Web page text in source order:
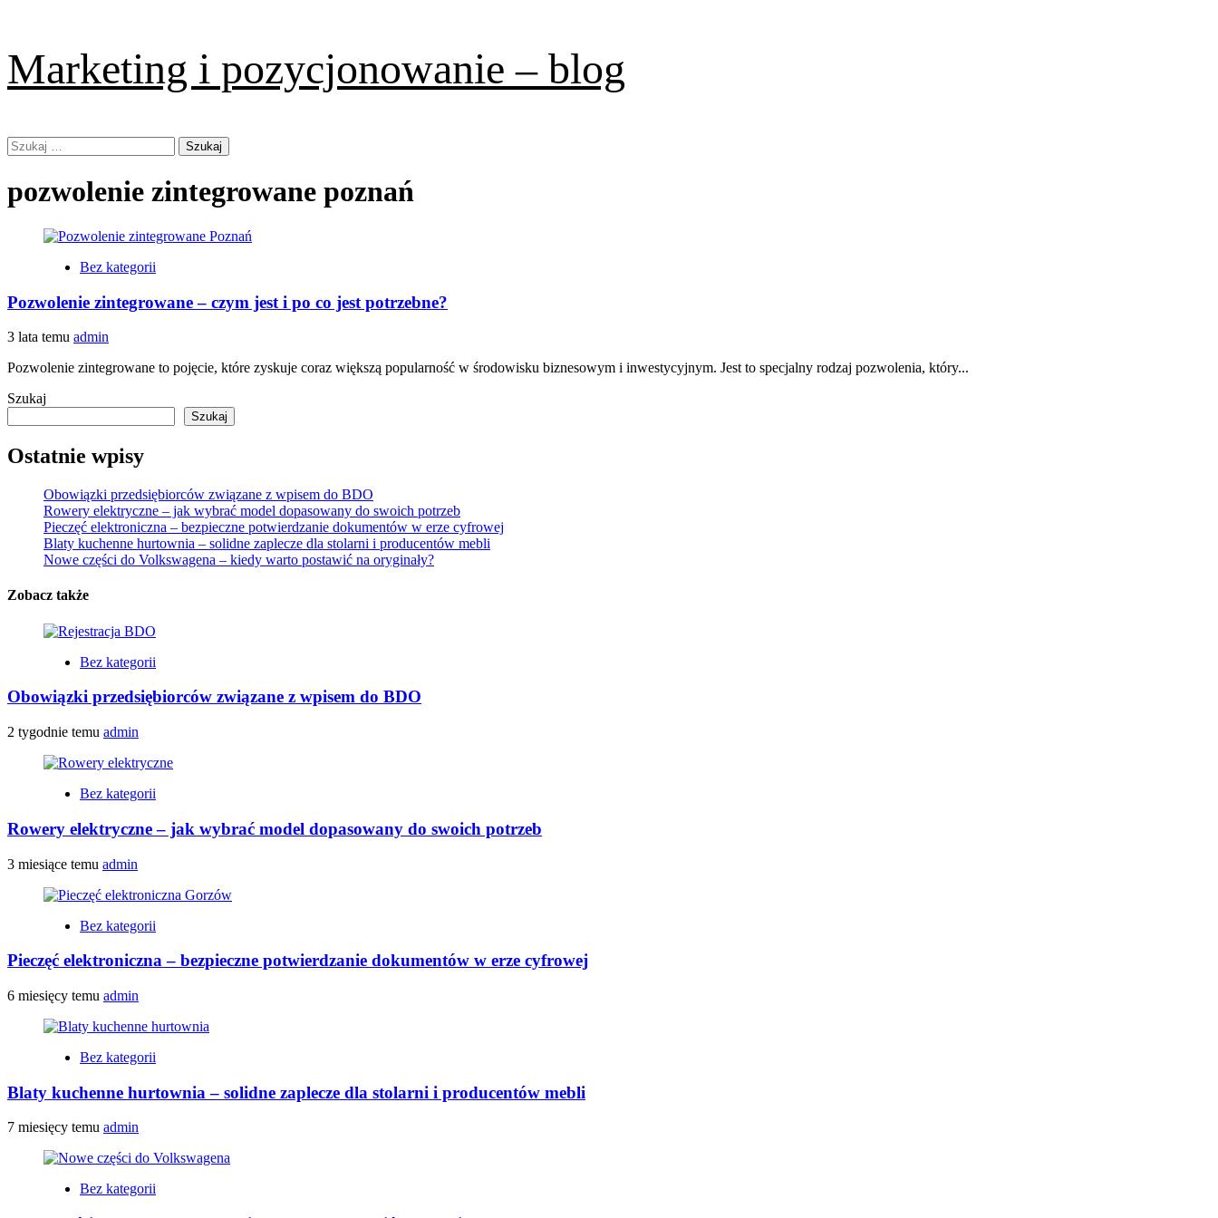
to
content
Marketing i pozycjonowanie – blog
Primary
Menu
Szukaj:
pozwolenie zintegrowane poznań
Bez kategorii
Pozwolenie zintegrowane – czym jest i po co jest potrzebne?
3 lata temu admin
Pozwolenie zintegrowane to pojęcie, które zyskuje coraz większą popularność w środowisku biznesowym i inwestycyjnym. Jest to specjalny rodzaj pozwolenia, który...
Szukaj
Szukaj
Ostatnie wpisy
Obowiązki przedsiębiorców związane z wpisem do BDO
Rowery elektryczne – jak wybrać model dopasowany do swoich potrzeb
Pieczęć elektroniczna – bezpieczne potwierdzanie dokumentów w erze cyfrowej
Blaty kuchenne hurtownia – solidne zaplecze dla stolarni i producentów mebli
Nowe części do Volkswagena – kiedy warto postawić na oryginały?
Zobacz także
Bez kategorii
Obowiązki przedsiębiorców związane z wpisem do BDO
2 tygodnie temu admin
Bez kategorii
Rowery elektryczne – jak wybrać model dopasowany do swoich potrzeb
3 miesiące temu admin
Bez kategorii
Pieczęć elektroniczna – bezpieczne potwierdzanie dokumentów w erze cyfrowej
6 miesięcy temu admin
Bez kategorii
Blaty kuchenne hurtownia – solidne zaplecze dla stolarni i producentów mebli
7 miesięcy temu admin
Bez kategorii